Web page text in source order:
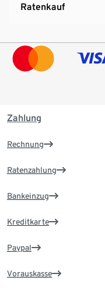
Ratenkauf
Zahlung
Rechnung
Ratenzahlung
Bankeinzug
Kreditkarte
Paypal
Vorauskasse